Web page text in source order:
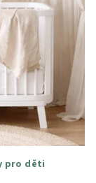
pro děti